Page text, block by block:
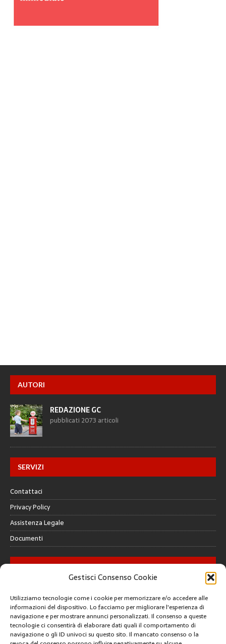
Gestisci Consenso Cookie
Utilizziamo tecnologie come i cookie per memorizzare e/o accedere alle
informazioni del dispositivo. Lo facciamo per migliorare l'esperienza di
navigazione e per mostrare annunci personalizzati. Il consenso a queste
tecnologie ci consentirà di elaborare dati quali il comportamento di
navigazione o gli ID univoci su questo sito. Il mancato consenso o la
AUTORI
REDAZIONE GC
pubblicati 2073 articoli
SERVIZI
Contattaci
Privacy Policy
Assistenza Legale
Documenti
GALLERY
CREATIVE COMMONS